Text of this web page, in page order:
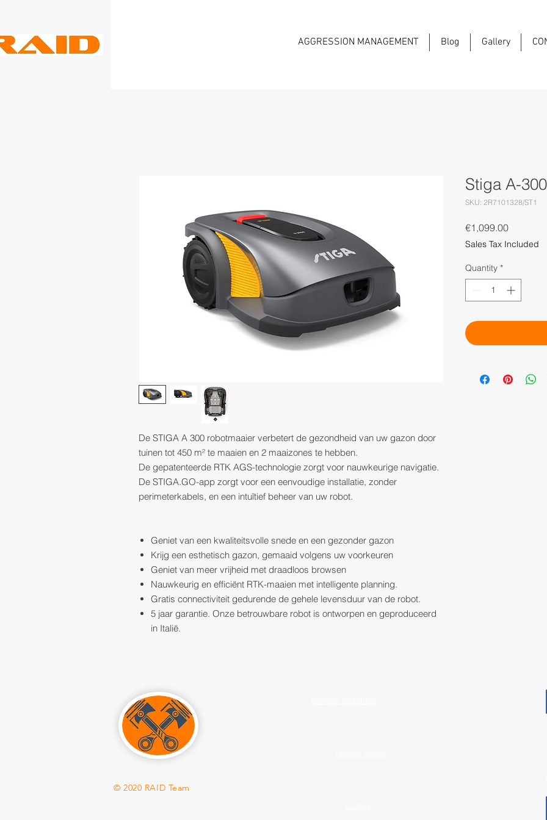
AGGRESSION MANAGEMENT Blog Gallery
De STIGA A 300 robotmaaier verbetert de gezondheid van uw gazon door
tuinen tot 450 m² te maaien en 2 maaizones te hebben.
De gepatenteerde RTK AGS-technologie zorgt voor nauwkeurige navigatie.
De STIGA.GO-app zorgt voor een eenvoudige installatie, zonder
perimeterkabels, en een intuïtief beheer van uw robot.
Geniet van een kwaliteitsvolle snede en een gezonder gazon
Krijg een esthetisch gazon, gemaaid volgens uw voorkeuren
Geniet van meer vrijheid met draadloos browsen
Nauwkeurig en efficiënt RTK-maaien met intelligente planning.
Gratis connectiviteit gedurende de gehele levensduur van de robot.
5 jaar garantie. Onze betrouwbare robot is ontworpen en geproduceerd
in Italië.
Stiga A-300
SKU: 2R7101328/ST1
€1,099.00Price
Sales Tax Included
Quantity *
© 2020 RAID Team